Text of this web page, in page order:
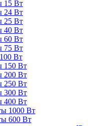
15 Вт
24 Вт
25 Вт
40 Вт
60 Вт
75 Вт
Вт
150 Вт
200 Вт
250 Вт
300 Вт
400 Вт
1000 Вт
600 Вт